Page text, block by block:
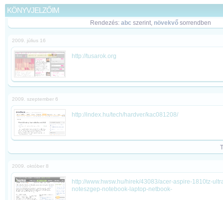
KÖNYVJELZŐIM
Rendezés: abc szerint, növekvősorrendben
2009. július 16
http://tusarok.org
2009. szeptember 6
http://index.hu/tech/hardver/kac081208/
2009. október 8
http://www.hwsw.hu/hirek/43083/acer-aspire-1810tz-
noteszgep-notebook-laptop-netbook-